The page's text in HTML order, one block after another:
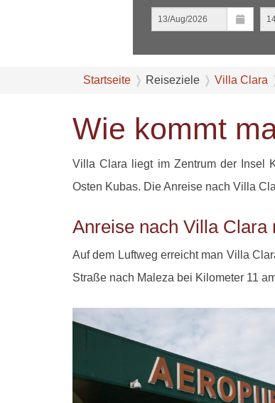
Startseite Reiseziele Villa Clara
Wie kommt
Villa Clara liegt im Zentrum der Insel
Osten Kubas. Die Anreise nach Villa
Anreise nach Villa Clara
Auf dem Luftweg erreicht man Villa
Straße nach Maleza bei Kilometer 11